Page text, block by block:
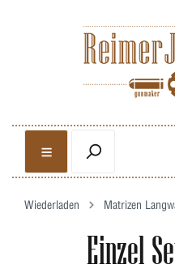
Wiederladen Matrizen
Einzel